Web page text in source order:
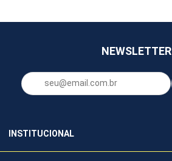
NEWSLETTER
INSTITUCIONAL